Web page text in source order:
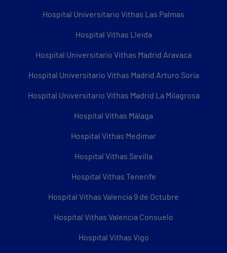
Hospital Universitario Vithas Las Palmas
Hospital Vithas Lleida
Hospital Universitario Vithas Madrid Aravaca
Hospital Universitario Vithas Madrid Arturo Soria
Hospital Universitario Vithas Madrid La Milagrosa
Hospital Vithas Málaga
Hospital Vithas Medimar
Hospital Vithas Sevilla
Hospital Vithas Tenerife
Hospital Vithas Valencia 9 de Octubre
Hospital Vithas Valencia Consuelo
Hospital Vithas Vigo